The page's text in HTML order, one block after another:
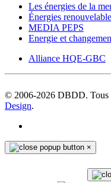
Les énergies de la
Énergies
MEDIA PEPS
Energie et
Alliance HQE-GBC
© 2006-2026 DBDD. Tous
Design.
×